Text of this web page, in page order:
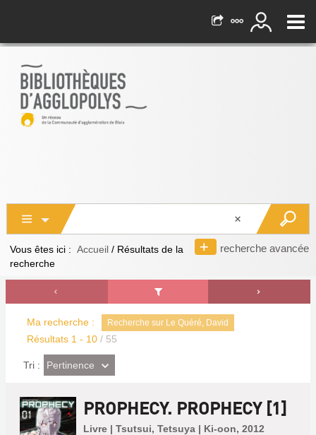
recherche avancée
Vous êtes ici : Accueil / Résultats de la
recherche
Ma recherche : Recherche sur Le Quéré, David
Résultats 1 - 10 / 55
Tri : (Effet
imédiat)
Pertinence
PROPHECY. PROPHECY [1]
Livre | Tsutsui, Tetsuya | Ki-oon, 2012